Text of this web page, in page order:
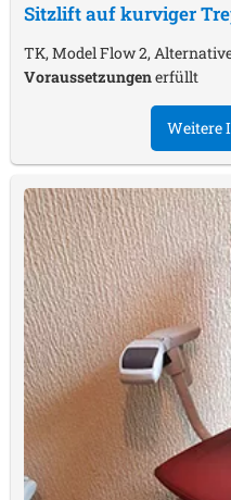
Sitzlift auf kurviger
TK, Model Flow 2,
Voraussetzungenerfüllt
Weitere